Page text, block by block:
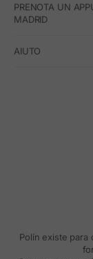
PRENOTA UN
MADRID
AIUTO
Polín existe para